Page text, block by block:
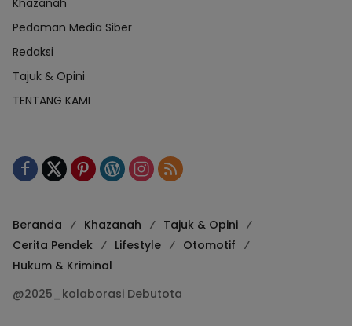
Khazanah
Pedoman Media Siber
Redaksi
Tajuk & Opini
TENTANG KAMI
Beranda Khazanah
Tajuk & Opini
Cerita Pendek
Lifestyle
Otomotif
Hukum & Kriminal
@2025_kolaborasi Debutota